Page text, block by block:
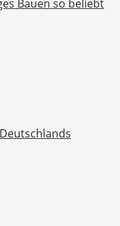
Bauen so beliebt